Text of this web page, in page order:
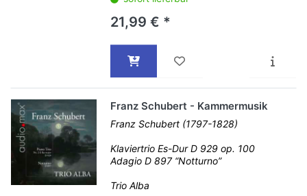
21,99 € *
Franz Schubert - Kammermusik
Franz Schubert (1797-1828)
Klaviertrio Es-Dur D 929 op. 100
Adagio D 897 “Notturno”
Trio Alba